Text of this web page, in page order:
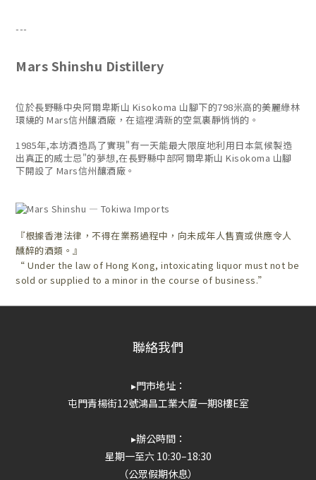
---
Mars Shinshu Distillery
位於長野縣中央阿爾卑斯山 Kisokoma 山腳下的798米高的美麗綠林
環繞的 Mars信州釀酒廠，在這裡清新的空氣裏靜悄悄的。
1985年,本坊酒造爲了實現"有一天能最大限度地利用日本氣候製造
出真正的威士忌"的夢想,在長野縣中部阿爾卑斯山 Kisokoma 山腳
下開設了 Mars信州釀酒廠。
『根據香港法律，不得在業務過程中，向未成年人售賣或供應令人
醺醉的酒類。』
“ Under the law of Hong Kong, intoxicating liquor must not be
sold or supplied to a minor in the course of business.”
聯絡我們
▸門市地址：
屯門青楊街12號鴻昌工業大廈一期8樓E室
▸辦公時間：
星期一至六 10:30–18:30
（公眾假期休息）